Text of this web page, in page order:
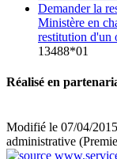
Demander la
Ministère en
restitution d'un
13488*01
Réalisé en
Modifié le 07/04/
administrative